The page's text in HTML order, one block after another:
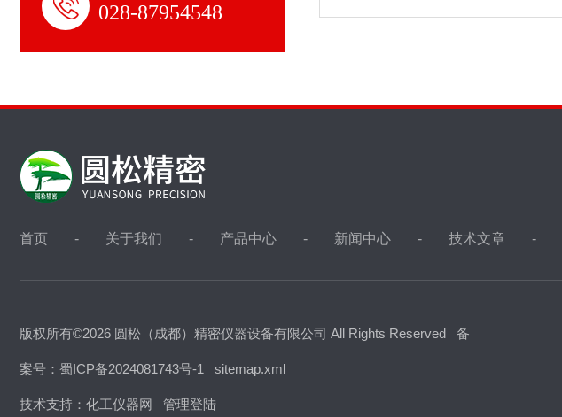
028-87954548
首页 关于我们 产品中心 新闻中心 技术文章
版权所有©2026 圆松（成都）精密仪器设备有限公司 All Rights Reserved 备
案号：蜀ICP备2024081743号-1 sitemap.xml
技术支持： 化工仪器网 管理登陆